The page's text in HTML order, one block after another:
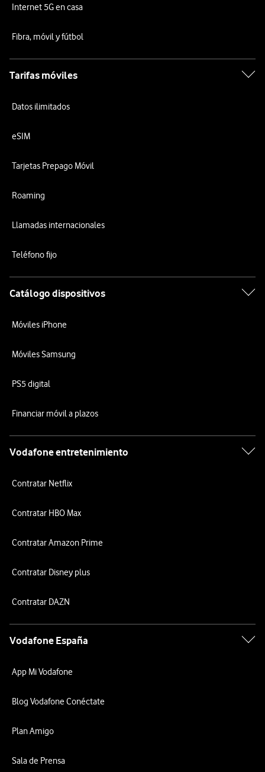
Internet 5G en casa
Fibra, móvil y fútbol
Tarifas móviles
Datos ilimitados
eSIM
Tarjetas Prepago Móvil
Roaming
Llamadas internacionales
Teléfono fijo
Catálogo dispositivos
Móviles iPhone
Móviles Samsung
PS5 digital
Financiar móvil a plazos
Vodafone entretenimiento
Contratar Netflix
Contratar HBO Max
Contratar Amazon Prime
Contratar Disney plus
Contratar DAZN
Vodafone España
App Mi Vodafone
Blog Vodafone Conéctate
Plan Amigo
Sala de Prensa